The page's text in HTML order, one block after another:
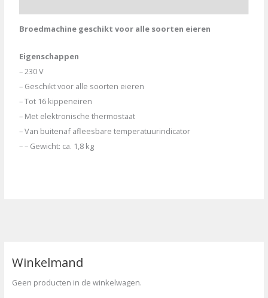
Broedmachine geschikt voor alle soorten eieren
Eigenschappen
– 230 V
– Geschikt voor alle soorten eieren
– Tot 16 kippeneiren
– Met elektronische thermostaat
– Van buitenaf afleesbare temperatuurindicator
– – Gewicht: ca. 1,8 kg
Winkelmand
Geen producten in de winkelwagen.